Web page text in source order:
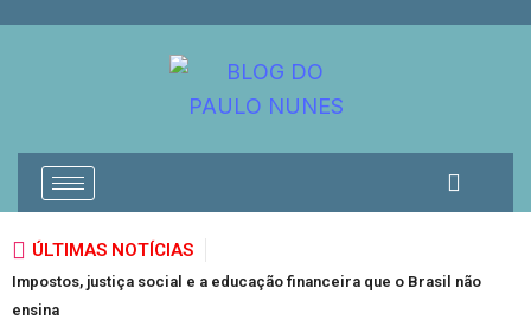
ÚLTIMAS NOTÍCIAS
Impostos, justiça social e a educação financeira que o Brasil não
ensina